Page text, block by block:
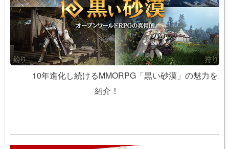
10年進化し続けるMMORPG「黒い砂漠」の魅力を
紹介！